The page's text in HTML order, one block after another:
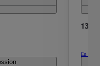
13
En